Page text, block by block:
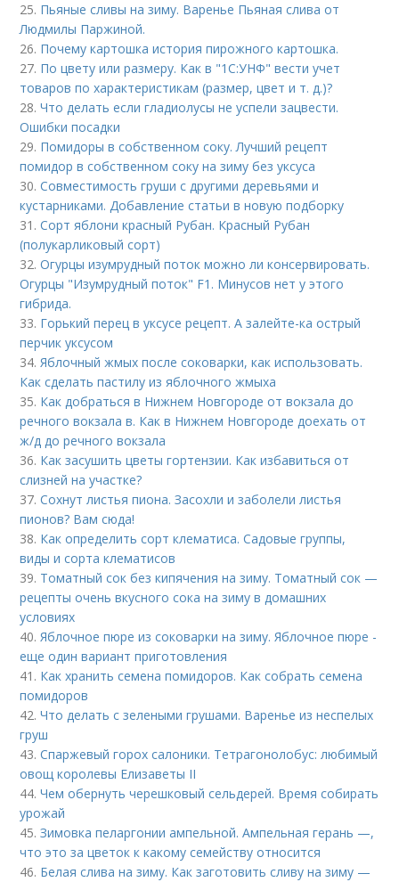
25. Пьяные сливы на зиму. Варенье Пьяная слива от
Людмилы Паржиной.
26. Почему картошка история пирожного картошка.
27. По цвету или размеру. Как в "1С:УНФ" вести учет
товаров по характеристикам (размер, цвет и т. д.)?
28.Что делать если гладиолусы не успели зацвести.
Ошибки посадки
29. Помидоры в собственном соку. Лучший рецепт
помидор в собственном соку на зиму без уксуса
30.Совместимость груши с другими деревьями и
кустарниками. Добавление статьи в новую подборку
31.Сорт яблони красный Рубан. Красный Рубан
(полукарликовый сорт)
32.Огурцы изумрудный поток можно ли консервировать.
Огурцы "Изумрудный поток" F1. Минусов нет у этого
гибрида.
33. Горький перец в уксусе рецепт. А залейте-ка острый
перчик уксусом
34.Яблочный жмых после соковарки, как использовать.
Как сделать пастилу из яблочного жмыха
35. Как добраться в Нижнем Новгороде от вокзала до
речного вокзала в. Как в Нижнем Новгороде доехать от
ж/д до речного вокзала
36. Как засушить цветы гортензии. Как избавиться от
слизней на участке?
37.Сохнут листья пиона. Засохли и заболели листья
пионов? Вам сюда!
38. Как определить сорт клематиса. Садовые группы,
виды и сорта клематисов
39. Томатный сок без кипячения на зиму. Томатный сок —
рецепты очень вкусного сока на зиму в домашних
условиях
40.Яблочное пюре из соковарки на зиму. Яблочное пюре -
еще один вариант приготовления
41. Как хранить семена помидоров. Как собрать семена
помидоров
42.Что делать с зелеными грушами. Варенье из неспелых
груш
43.Спаржевый горох салоники. Тетрагонолобус: любимый
овощ королевы Елизаветы II
44.Чем обернуть черешковый сельдерей. Время собирать
урожай
45.Зимовка пеларгонии ампельной. Ампельная герань —,
что это за цветок к какому семейству относится
46. Белая слива на зиму. Как заготовить сливу на зиму —